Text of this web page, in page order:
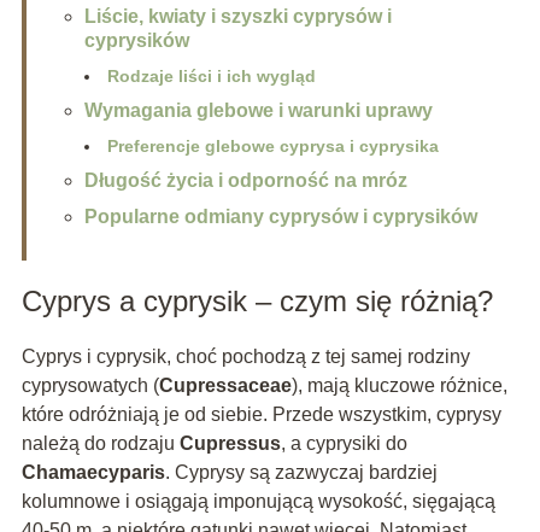
Liście, kwiaty i szyszki cyprysów i
cyprysików
Rodzaje liści i ich wygląd
Wymagania glebowe i warunki uprawy
Preferencje glebowe cyprysa i cyprysika
Długość życia i odporność na mróz
Popularne odmiany cyprysów i cyprysików
Cyprys a cyprysik – czym się różnią?
Cyprys i cyprysik, choć pochodzą z tej samej rodziny
cyprysowatych (Cupressaceae), mają kluczowe różnice,
które odróżniają je od siebie. Przede wszystkim, cyprysy
należą do rodzaju Cupressus, a cyprysiki do
Chamaecyparis. Cyprysy są zazwyczaj bardziej
kolumnowe i osiągają imponującą wysokość, sięgającą